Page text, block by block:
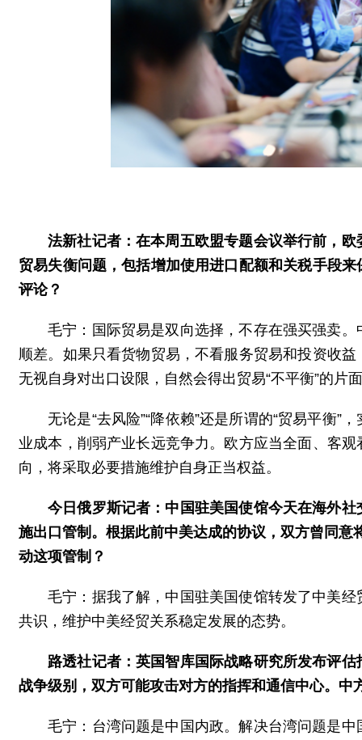
法新社记者：在本周五欧盟专题会议举行前，
贸易失衡问题，包括增加使用进口配额和关税手段
评论？
毛宁：国际贸易是双向选择，不存在强买强卖
顺差。如果只看货物贸易，不看服务贸易和投资收
无视自身对出口设限，自然会得出贸易“不平衡”的片
无论是“去风险”“降依赖”还是所谓的“贸易平衡
业成本，削弱产业长远竞争力。欧方应当全面、客
向，将采取必要措施维护自身正当权益。
今日俄罗斯记者：中国驻美国使馆今天在海外
施出口管制。根据此前中美达成的协议，双方曾同
动这项管制？
毛宁：据我了解，中国驻美国使馆转发了中美
共识，维护中美经贸关系稳定发展的态势。
路透社记者：英国智库国际战略研究所发布评
战争级别，双方可能攻击对方的指挥和通信中心。中
毛宁：台湾问题是中国内政。解决台湾问题是